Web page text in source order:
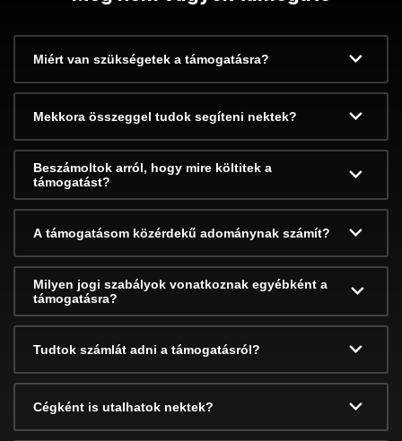
Miért van szükségetek a támogatásra?
Mekkora összeggel tudok segíteni nektek?
Beszámoltok arról, hogy mire költitek a
támogatást?
A támogatásom közérdekű adománynak számít?
Milyen jogi szabályok vonatkoznak egyébként a
támogatásra?
Tudtok számlát adni a támogatásról?
Cégként is utalhatok nektek?